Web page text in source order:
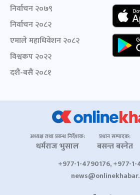
निर्वाचन २०७९
निर्वाचन २०८२
एमाले महाधिवेशन २०८२
विश्वकप २०२२
दशैं-बसैं २०८१
अध्यक्ष तथा प्रबन्ध निर्देशक:
धर्मराज भुसाल
प्रधान सम्पादक:
बसन्त बस्नेत
+977-1-4790176, +977-